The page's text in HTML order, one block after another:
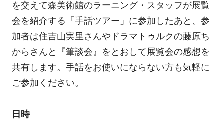
を交えて森美術館のラーニング・スタッフが展覧
会を紹介する「手話ツアー」に参加したあと、参
加者は住吉山実里さんやドラマトゥルクの藤原ち
からさんと『筆談会』をとおして展覧会の感想を
共有します。手話をお使いにならない方も気軽に
ご参加ください。
日時